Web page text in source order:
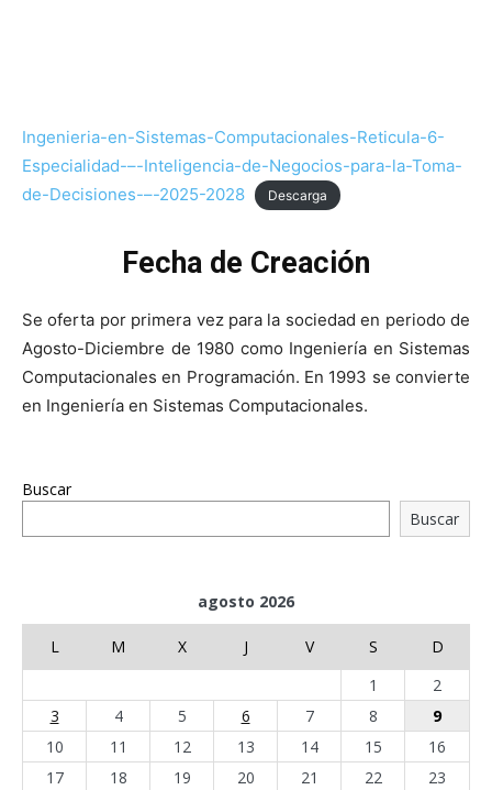
Ingenieria-en-Sistemas-Computacionales-Reticula-6-
Especialidad-–-Inteligencia-de-Negocios-para-la-Toma-
de-Decisiones-–-2025-2028
Descarga
Fecha de Creación
Se oferta por primera vez para la sociedad en periodo de
Agosto-Diciembre de 1980 como Ingeniería en Sistemas
Computacionales en Programación. En 1993 se convierte
en Ingeniería en Sistemas Computacionales.
Buscar
Buscar
agosto 2026
L M X J V S
D
1
2
3
4 5 6 7 8
9
10
11 12 13 14 15
16
17
18 19 20 21 22
23